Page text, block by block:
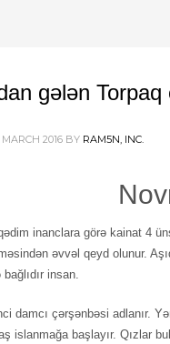
gələn
2016 BY RAM5N, INC.
inanclara görə kainat 4
əvvəl qeyd olunur.
insan.
damcı çərşənbəsi adlanır.
islanmağa başlayır. Qızlar